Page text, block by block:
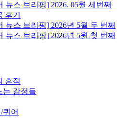
뉴스 브리핑] 2026. 05월 세번째
후기
뉴스 브리핑] 2026년 5월 두 번째
뉴스 브리핑] 2026년 5월 첫 번째
흔적
는 감정들
퀴어